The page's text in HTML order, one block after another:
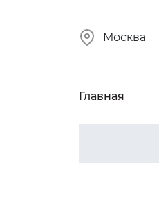
Москва
Главная